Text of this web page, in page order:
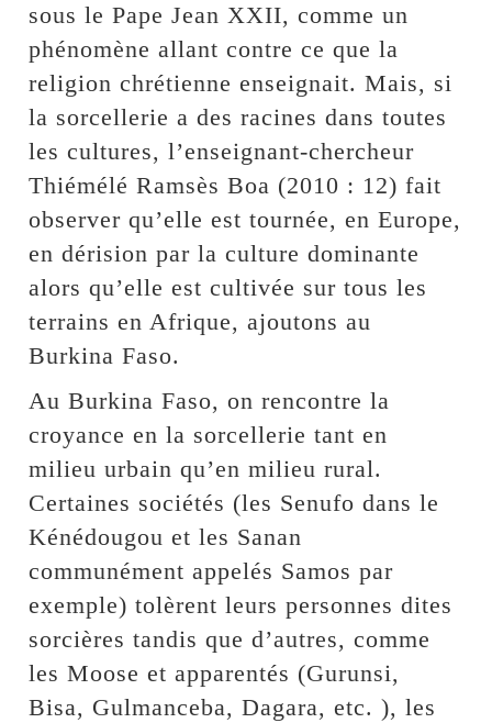
sous le Pape Jean XXII, comme un
phénomène allant contre ce que la
religion chrétienne enseignait. Mais, si
la sorcellerie a des racines dans toutes
les cultures, l’enseignant-chercheur
Thiémélé Ramsès Boa (2010 : 12) fait
observer qu’elle est tournée, en Europe,
en dérision par la culture dominante
alors qu’elle est cultivée sur tous les
terrains en Afrique, ajoutons au
Burkina Faso.
Au Burkina Faso, on rencontre la
croyance en la sorcellerie tant en
milieu urbain qu’en milieu rural.
Certaines sociétés (les Senufo dans le
Kénédougou et les Sanan
communément appelés Samos par
exemple) tolèrent leurs personnes dites
sorcières tandis que d’autres, comme
les Moose et apparentés (Gurunsi,
Bisa, Gulmanceba, Dagara, etc. ), les